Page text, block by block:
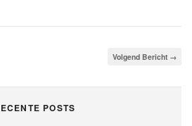
Volgend Bericht →
POSTS